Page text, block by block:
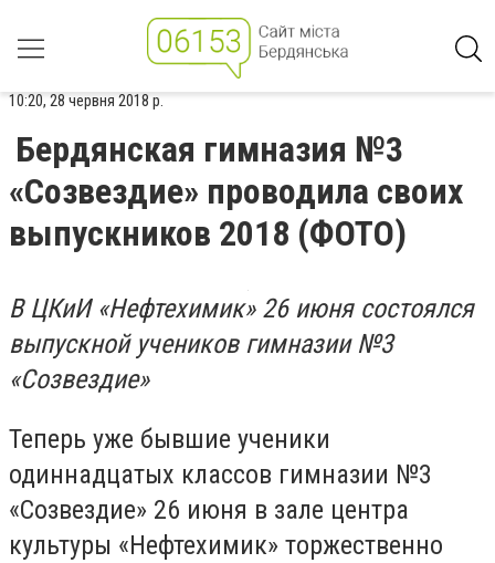
10:20, 28 червня 2018 р.
Бердянская гимназия №3
«Созвездие» проводила своих
выпускников 2018 (ФОТО)
В ЦКиИ «Нефтехимик» 26 июня состоялся
выпускной учеников гимназии №3
«Созвездие»
Теперь уже бывшие ученики
одиннадцатых классов гимназии №3
«Созвездие» 26 июня в зале центра
культуры «Нефтехимик» торжественно